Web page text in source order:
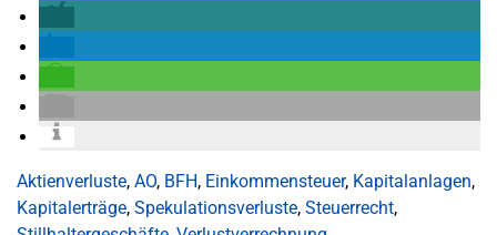
Aktienverluste, AO, BFH, Einkommensteuer, Kapitalanlagen,
Kapitalerträge, Spekulationsverluste, Steuerrecht,